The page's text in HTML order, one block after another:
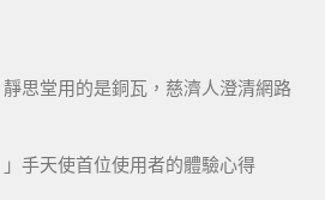
思堂用的是銅瓦，慈濟人澄清網路
」手天使首位使用者的體驗心得